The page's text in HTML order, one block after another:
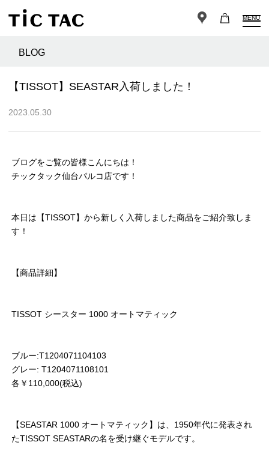
MENU
BLOG
【TISSOT】SEASTAR入荷しました！
2023.05.30
ブログをご覧の皆様こんにちは！
チックタック仙台パルコ店です！
本日は【TISSOT】から新しく入荷しました商品をご紹介致しま
す！
【商品詳細】
TISSOT シースター 1000 オートマティック
ブルー:T1204071104103
グレー: T1204071108101
各￥110,000(税込)
【SEASTAR 1000 オートマティック】は、1950年代に発表され
たTISSOT SEASTARの名を受け継ぐモデルです。